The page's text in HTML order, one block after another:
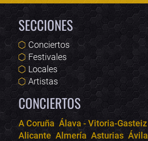
SECCIONES
Conciertos
Festivales
Locales
Artistas
CONCIERTOS
A Coruña Álava - Vitoria-Gasteiz
Alicante Almería Asturias Ávila